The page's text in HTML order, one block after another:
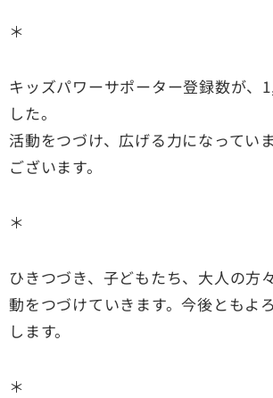
＊
キッズパワーサポーター登録数が、
した。
活動をつづけ、広げる力になってい
ございます。
＊
ひきつづき、子どもたち、大人の方
動をつづけていきます。今後ともよ
します。
＊